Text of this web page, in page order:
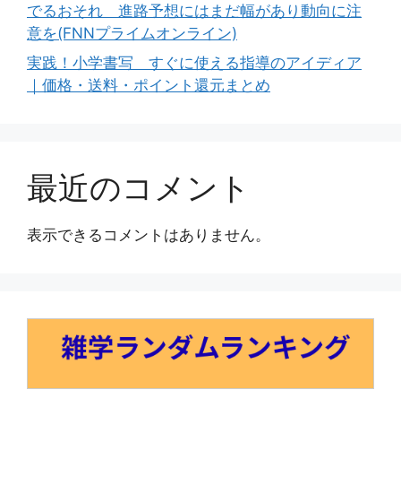
でるおそれ 進路予想にはまだ幅があり動向に注
意を(FNNプライムオンライン)
実践！小学書写 すぐに使える指導のアイディア
｜価格・送料・ポイント還元まとめ
最近のコメント
表示できるコメントはありません。